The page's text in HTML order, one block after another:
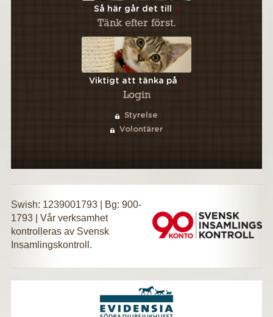
Så här går det till
Tänk efter först.
Viktigt att tänka på
Login
Styrelse
Volontärer
Swish: 1239001793 | Bg: 900-
1793 | Vår verksamhet
kontrolleras av Svensk
Insamlingskontroll.